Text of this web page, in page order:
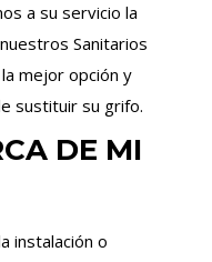
a su servicio la
Sanitarios
mejor opción y
sustituir su grifo.
DE MI
instalación o